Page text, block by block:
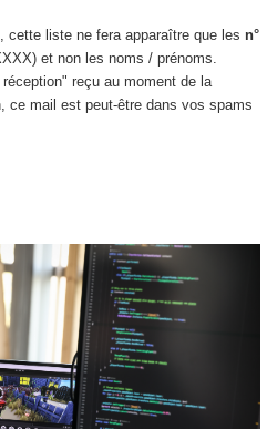
cette liste ne fera apparaître que les n°
et non les noms / prénoms.
reçu au moment de la
ce mail est peut-être dans vos spams